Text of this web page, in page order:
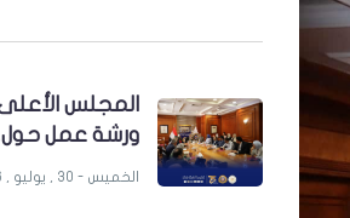
المجلس
ورشة عمل
الخميس - 30 , يوليو , 2026